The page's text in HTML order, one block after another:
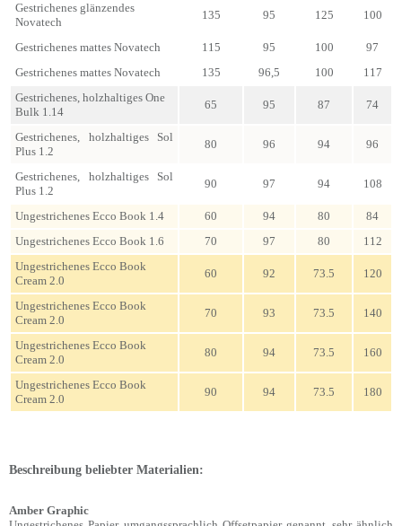
Gestrichenes glänzendes
Novatech
135 95 125 100
Gestrichenes mattes Novatech 115 95 100
97
Gestrichenes mattes Novatech
135 96,5 100
117
Gestrichenes, holzhaltiges One
Bulk 1.14
65 95 87 74
Gestrichenes, holzhaltiges Sol
Plus 1.2
80 96 94 96
Gestrichenes, holzhaltiges Sol
Plus 1.2
90 97 94 108
Ungestrichenes Ecco Book 1.4 60 94 80
84
Ungestrichenes Ecco Book 1.6
70 97 80
112
Ungestrichenes Ecco Book
Cream 2.0
60 92 73.5 120
Ungestrichenes Ecco Book
Cream 2.0
70 93 73.5 140
Ungestrichenes Ecco Book
Cream 2.0
80 94 73.5 160
Ungestrichenes Ecco Book
Cream 2.0
90 94 73.5 180
Beschreibung beliebter Materialien:
Amber Graphic